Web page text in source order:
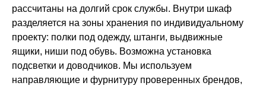
рассчитаны на долгий срок службы. Внутри шкаф
разделяется на зоны хранения по индивидуальному
проекту: полки под одежду, штанги, выдвижные
ящики, ниши под обувь. Возможна установка
подсветки и доводчиков. Мы используем
направляющие и фурнитуру проверенных брендов,